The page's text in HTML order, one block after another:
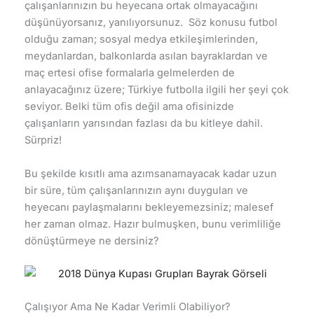
çalışanlarınızın bu heyecana ortak olmayacağını
düşünüyorsanız, yanılıyorsunuz. Söz konusu futbol
olduğu zaman; sosyal medya etkileşimlerinden,
meydanlardan, balkonlarda asılan bayraklardan ve
maç ertesi ofise formalarla gelmelerden de
anlayacağınız üzere; Türkiye futbolla ilgili her şeyi çok
seviyor. Belki tüm ofis değil ama ofisinizde
çalışanların yarısından fazlası da bu kitleye dahil.
Sürpriz!
Bu şekilde kısıtlı ama azımsanamayacak kadar uzun
bir süre, tüm çalışanlarınızın aynı duyguları ve
heyecanı paylaşmalarını bekleyemezsiniz; malesef
her zaman olmaz. Hazır bulmuşken, bunu verimliliğe
dönüştürmeye ne dersiniz?
Çalışıyor Ama Ne Kadar Verimli Olabiliyor?